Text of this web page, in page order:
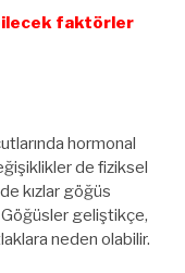
faktörler
hormonal
de fiziksel
kızlar göğüs
Göğüsler geliştikçe,
neden olabilir.